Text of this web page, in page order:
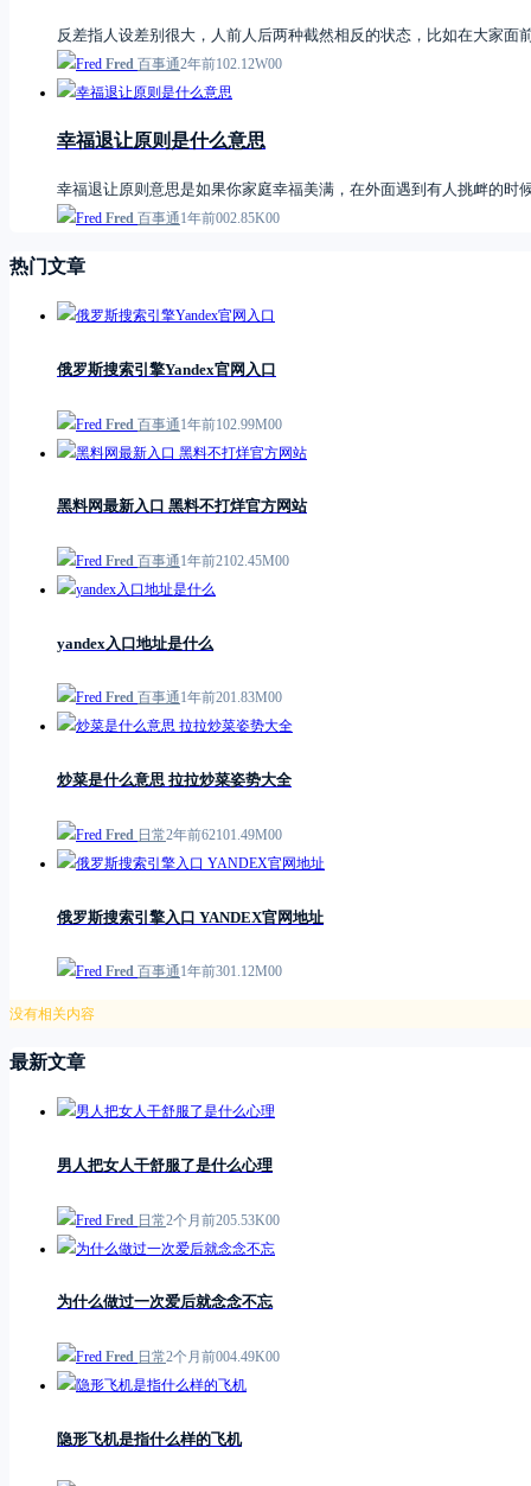
反差指人设差别很大，人前人后两种截然相反的状态，比如在大家
Fred 百事通2年前102.12W00
幸福退让原则是什么意思
幸福退让原则意思是如果你家庭幸福美满，在外面遇到有人挑衅的
Fred 百事通1年前002.85K00
热门文章
俄罗斯搜索引擎Yandex官网入口
Fred 百事通1年前102.99M00
黑料网最新入口 黑料不打烊官方网站
Fred 百事通1年前2102.45M00
yandex入口地址是什么
Fred 百事通1年前201.83M00
炒菜是什么意思 拉拉炒菜姿势大全
Fred 日常2年前62101.49M00
俄罗斯搜索引擎入口 YANDEX官网地址
Fred 百事通1年前301.12M00
没有相关内容
最新文章
男人把女人干舒服了是什么心理
Fred 日常2个月前205.53K00
为什么做过一次爱后就念念不忘
Fred 日常2个月前004.49K00
隐形飞机是指什么样的飞机